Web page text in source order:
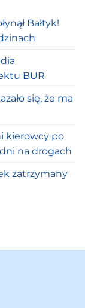
Bałtyk!
BUR
się, że ma
kierowcy po
na drogach
zatrzymany